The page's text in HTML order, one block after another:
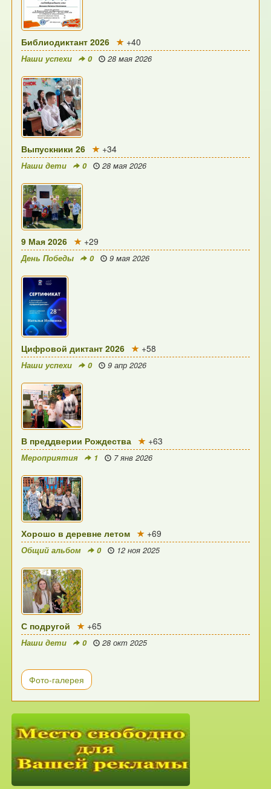
Библиодиктант 2026 +40
Наши успехи 0 28 мая 2026
Выпускники 26 +34
Наши дети 0 28 мая 2026
9 Мая 2026 +29
День Победы 0 9 мая 2026
Цифровой диктант 2026 +58
Наши успехи 0 9 апр 2026
В преддверии Рождества +63
Мероприятия 1 7 янв 2026
Хорошо в деревне летом +69
Общий альбом 0 12 ноя 2025
С подругой +65
Наши дети 0 28 окт 2025
Фото-галерея